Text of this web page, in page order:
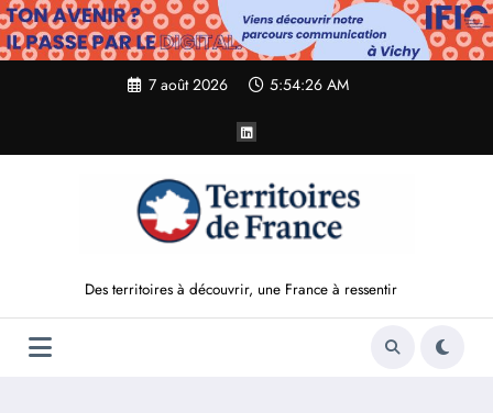
Aller
au
contenu
7 août 2026 5:54:27 AM
Des territoires à découvrir, une France à ressentir